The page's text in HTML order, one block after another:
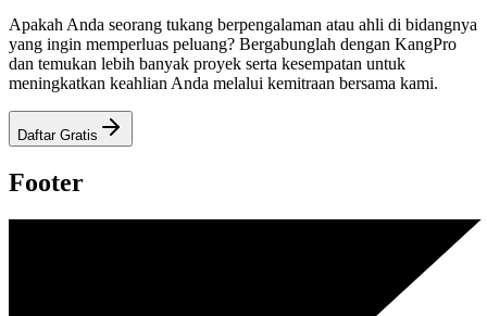
Apakah Anda seorang tukang berpengalaman atau ahli di bidangnya
yang ingin memperluas peluang? Bergabunglah dengan KangPro
dan temukan lebih banyak proyek serta kesempatan untuk
meningkatkan keahlian Anda melalui kemitraan bersama kami.
Daftar Gratis
Footer